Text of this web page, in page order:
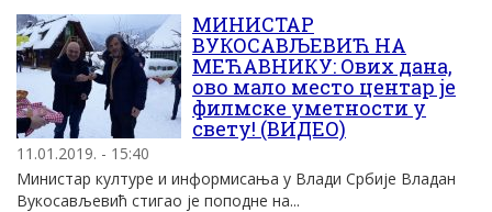
МИНИСТАР
ВУКОСАВЉЕВИЋ НА
МЕЋАВНИКУ: Ових дана,
ово мало место центар је
филмске уметности у
свету! (ВИДЕО)
11.01.2019. - 15:40
Министар културе и информисања у Влади Србије Владан
Вукосављевић стигао је поподне на...